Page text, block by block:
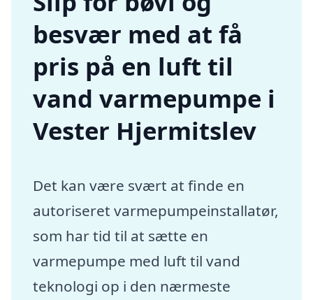
besvær med at få
pris på en luft til
vand varmepumpe i
Vester Hjermitslev
Det kan være svært at finde en
autoriseret varmepumpeinstallatør,
som har tid til at sætte en
varmepumpe med luft til vand
teknologi op i den nærmeste